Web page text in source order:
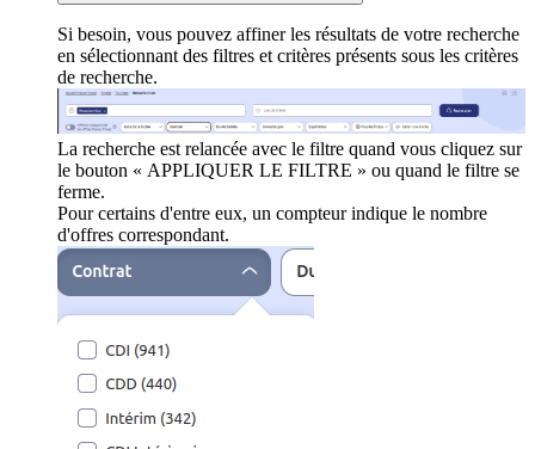
Si besoin, vous pouvez affiner les résultats de votre recherche
en sélectionnant des filtres et critères présents sous les critères
de recherche.
La recherche est relancée avec le filtre quand vous cliquez sur
le bouton « APPLIQUER LE FILTRE » ou quand le filtre se
ferme.
Pour certains d'entre eux, un compteur indique le nombre
d'offres correspondant.